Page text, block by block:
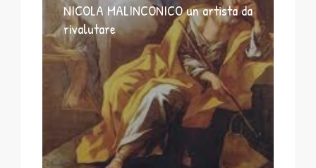
NICOLA MALINCONICO un artista da
rivalutare